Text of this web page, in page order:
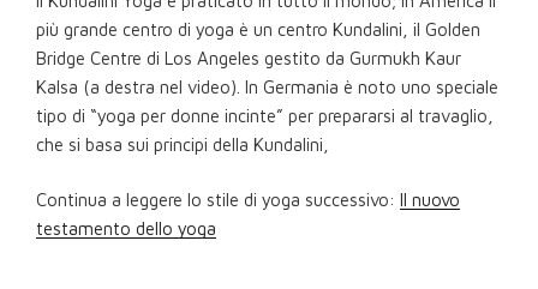
più grande centro di yoga è un centro Kundalini, il Golden
Bridge Centre di Los Angeles gestito da Gurmukh Kaur
Kalsa (a destra nel video). In Germania è noto uno speciale
tipo di “yoga per donne incinte” per prepararsi al travaglio,
che si basa sui principi della Kundalini,
Continua a leggere lo stile di yoga successivo: Il nuovo
testamento dello yoga